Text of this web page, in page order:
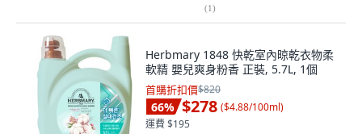
(1)
Herbmary 1848 快乾室內晾乾衣物柔
軟精 嬰兒爽身粉香 正裝, 5.7L, 1個
首購折扣價$820
66% $278 ($4.88/100ml)
運費 $195